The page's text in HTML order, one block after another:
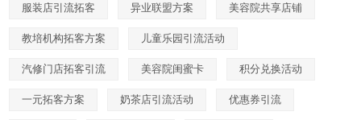
服装店引流拓客 异业联盟方案 美容院共享店铺
教培机构拓客方案 儿童乐园引流活动
汽修门店拓客引流 美容院闺蜜卡 积分兑换活动
一元拓客方案 奶茶店引流活动 优惠券引流